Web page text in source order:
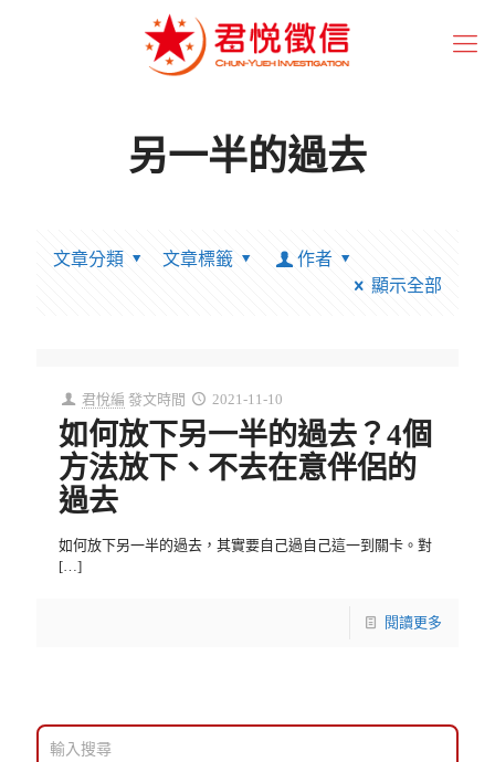
另一半的過去
文章分類 文章標籤
作者
顯示全部
君悅編 發文時間 2021-11-10
如何放下另一半的過去？4個
方法放下、不去在意伴侶的
過去
如何放下另一半的過去，其實要自己過自己這一到關卡。對
[…]
閱讀更多